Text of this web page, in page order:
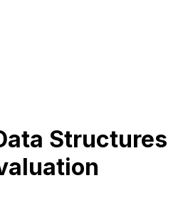
Structures